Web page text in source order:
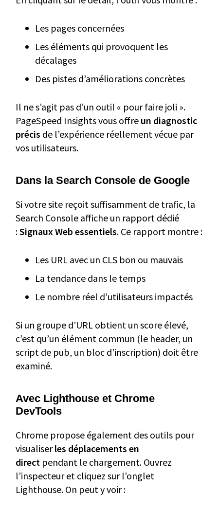
Les pages concernées
Les éléments qui provoquent les
décalages
Des pistes d’améliorations concrètes
Il ne s’agit pas d’un outil « pour faire joli ».
PageSpeed Insights vous offre un diagnostic
précis de l’expérience réellement vécue par
vos utilisateurs.
Dans la Search Console de Google
Si votre site reçoit suffisamment de trafic, la
Search Console affiche un rapport dédié
:Signaux Web essentiels. Ce rapport montre :
Les URL avec un CLS bon ou mauvais
La tendance dans le temps
Le nombre réel d’utilisateurs impactés
Si un groupe d’URL obtient un score élevé,
c’est qu’un élément commun (le header, un
script de pub, un bloc d’inscription) doit être
examiné.
Avec Lighthouse et Chrome
DevTools
Chrome propose également des outils pour
visualiserles déplacements en
direct pendant le chargement. Ouvrez
l’inspecteur et cliquez sur l’onglet
Lighthouse. On peut y voir :